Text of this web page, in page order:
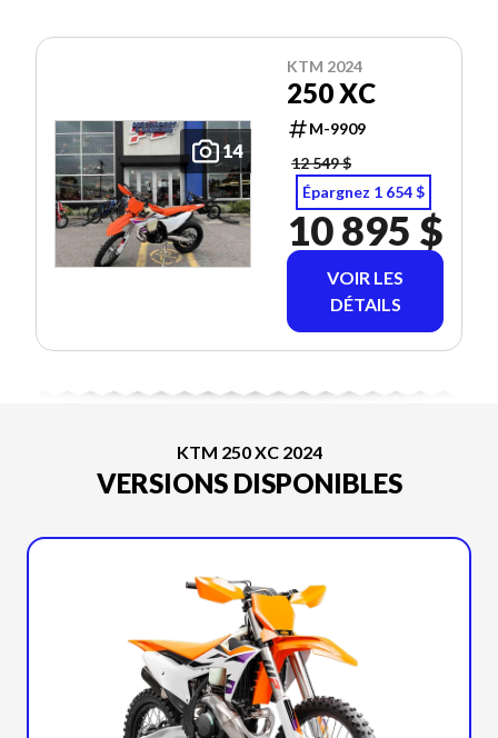
14
KTM 2024
250 XC
M-9909
12 549 $
Épargnez 1 654 $
10 895 $
VOIR LES
DÉTAILS
KTM 250 XC 2024
VERSIONS DISPONIBLES